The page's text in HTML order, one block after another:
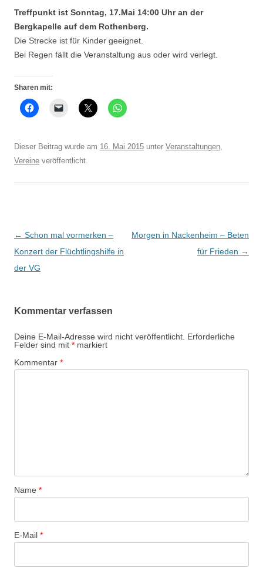
Treffpunkt ist Sonntag, 17.Mai 14:00 Uhr an der
Bergkapelle auf dem Rothenberg.
Die Strecke ist für Kinder geeignet.
Bei Regen fällt die Veranstaltung aus oder wird verlegt.
Sharen mit:
Dieser Beitrag wurde am 16. Mai 2015 unter Veranstaltungen,
Vereine veröffentlicht.
Beitrags-
Navigation
← Schon mal vormerken –
Konzert der Flüchtlingshilfe in
der VG
Morgen in Nackenheim – Beten
für Frieden →
Kommentar verfassen
Deine E-Mail-Adresse wird nicht veröffentlicht. Erforderliche
Felder sind mit * markiert
Kommentar *
Name *
E-Mail *